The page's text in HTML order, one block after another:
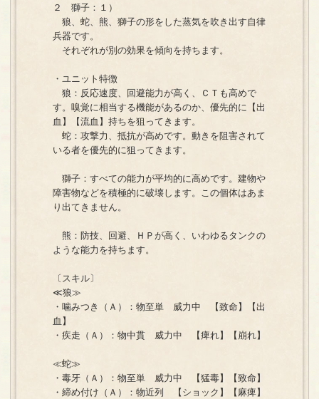
２ 獅子：１）
狼、蛇、熊、獅子の形をした蒸気を吹き出す自律
兵器です。
それぞれが別の効果を傾向を持ちます。
・ユニット特徴
狼：反応速度、回避能力が高く、ＣＴも高めで
す。嗅覚に相当する機能があるのか、優先的に【出
血】【流血】持ちを狙ってきます。
蛇：攻撃力、抵抗が高めです。動きを阻害されて
いる者を優先的に狙ってきます。
獅子：すべての能力が平均的に高めです。建物や
障害物などを積極的に破壊します。この個体はあま
り出てきません。
熊：防技、回避、ＨＰが高く、いわゆるタンクの
ような能力を持ちます。
〔スキル〕
≪狼≫
・噛みつき（Ａ）：物至単 威力中 【致命】【出
血】
・疾走（Ａ）：物中貫 威力中 【痺れ】【崩れ】
≪蛇≫
・毒牙（Ａ）：物至単 威力中 【猛毒】【致命】
・締め付け（Ａ）：物近列 【ショック】【麻痺】